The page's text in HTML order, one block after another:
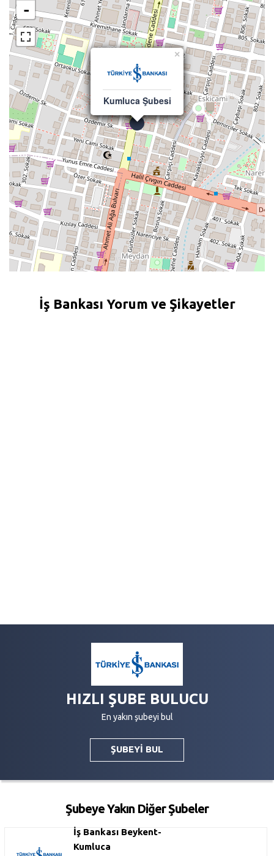
×
Kumluca Şubesi
-
İş Bankası Yorum ve Şikayetler
HIZLI ŞUBE BULUCU
En yakın şubeyi bul
ŞUBEYİ BUL
Şubeye Yakın Diğer Şubeler
İş Bankası Beykent-
Kumluca